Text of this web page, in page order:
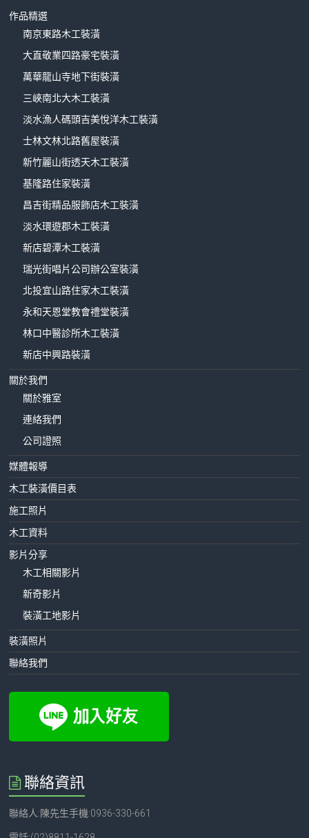
作品精選
南京東路木工裝潢
大直敬業四路豪宅裝潢
萬華龍山寺地下街裝潢
三峽南北大木工裝潢
淡水漁人碼頭吉美悅洋木工裝潢
士林文林北路舊屋裝潢
新竹麗山街透天木工裝潢
基隆路住家裝潢
昌吉街精品服飾店木工裝潢
淡水環遊郡木工裝潢
新店碧潭木工裝潢
瑞光街唱片公司辦公室裝潢
北投宜山路住家木工裝潢
永和天恩堂教會禮堂裝潢
林口中醫診所木工裝潢
新店中興路裝潢
關於我們
關於雅室
連絡我們
公司證照
媒體報導
木工裝潢價目表
施工照片
木工資料
影片分享
木工相關影片
新奇影片
裝潢工地影片
裝潢照片
聯絡我們
聯絡資訊
聯絡人:陳先生手機:0936-330-661